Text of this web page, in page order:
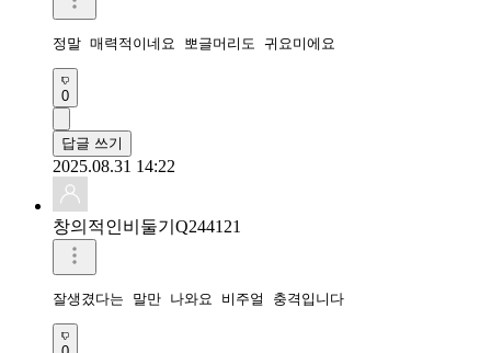
0
답글 쓰기
2025.08.31 14:22
창의적인비둘기Q244121